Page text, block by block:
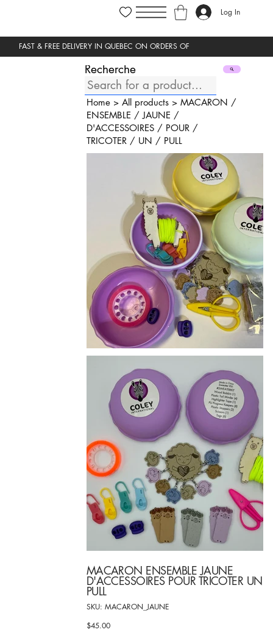
Log In
Recherche
Home> All products> MACARON /
ENSEMBLE / JAUNE /
D'ACCESSOIRES / POUR /
TRICOTER / UN / PULL
MACARON ENSEMBLE JAUNE
D'ACCESSOIRES POUR TRICOTER UN
PULL
SKU: SKU
MACARON_JAUNE
MACARON_JAUNE
Price
$45.00